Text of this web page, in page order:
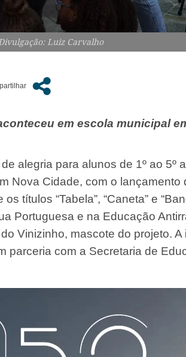
Luiz Carvalho
em escola municipal
alegria para alunos de 1º ao 5º
Nova Cidade, com o lançamento
títulos “Tabela”, “Caneta” e
Portuguesa e na Educação
Vinizinho, mascote do projeto. A
parceria com a Secretaria de